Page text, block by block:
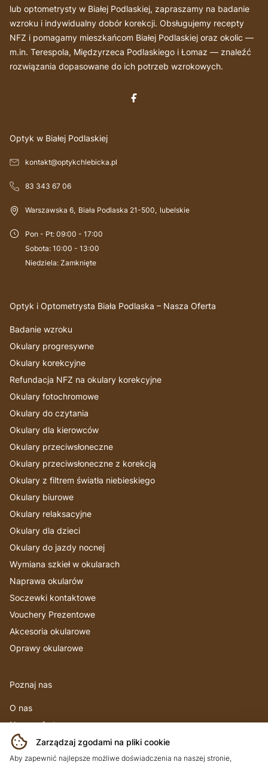
Zarządzaj zgodami na pliki cookie
Aby zapewnić najlepsze możliwe doświadczenia na naszej stronie,
lub optometrysty w Białej Podlaskiej, zapraszamy na badanie
wzroku i indywidualny dobór korekcji. Obsługujemy recepty
NFZ i pomagamy mieszkańcom Białej Podlaskiej oraz okolic —
m.in. Terespola, Międzyrzeca Podlaskiego i Łomaz — znaleźć
rozwiązania dopasowane do ich potrzeb wzrokowych.
Optyk w Białej Podlaskiej
kontakt@optykchlebicka.pl
83 343 67 06
Warszawska 6, Biała Podlaska 21-500, lubelskie
Pon - Pt: 09:00 - 17:00
Sobota: 10:00 - 13:00
Niedziela: Zamknięte
Optyk i Optometrysta Biała Podlaska – Nasza Oferta
Badanie wzroku
Okulary progresywne
Okulary korekcyjne
Refundacja NFZ na okulary korekcyjne
Okulary fotochromowe
Okulary do czytania
Okulary dla kierowców
Okulary przeciwsłoneczne
Okulary przeciwsłoneczne z korekcją
Okulary z filtrem światła niebieskiego
Okulary biurowe
Okulary relaksacyjne
Okulary dla dzieci
Okulary do jazdy nocnej
Wymiana szkieł w okularach
Naprawa okularów
Soczewki kontaktowe
Vouchery Prezentowe
Akcesoria okularowe
Oprawy okularowe
Poznaj nas
O nas
Nasza oferta
Produkty
Portfolio